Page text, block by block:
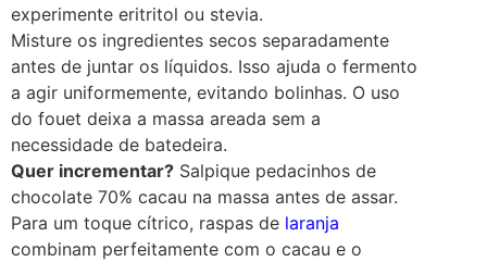
experimente eritritol ou stevia.
Misture os ingredientes secos separadamente
antes de juntar os líquidos. Isso ajuda o fermento
a agir uniformemente, evitando bolinhas. O uso
do fouet deixa a massa areada sem a
necessidade de batedeira.
Quer incrementar? Salpique pedacinhos de
chocolate 70% cacau na massa antes de assar.
Para um toque cítrico, raspas de laranja
combinam perfeitamente com o cacau e o